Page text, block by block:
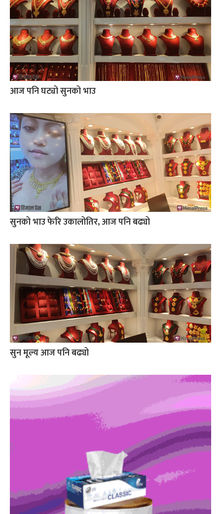
आज पनि घट्यो सुनको भाउ
सुनको भाउ फेरि उकालोतिर, आज पनि बढ्यो
सुन मूल्य आज पनि बढ्यो